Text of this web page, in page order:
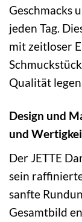
Geschmacks
jeden Tag.
mit zeitloser
Qualität
Design und
und
Der JETTE
sein
sanfte
Gesamtbild